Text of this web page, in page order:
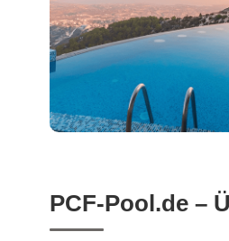
PCF-Pool.de –